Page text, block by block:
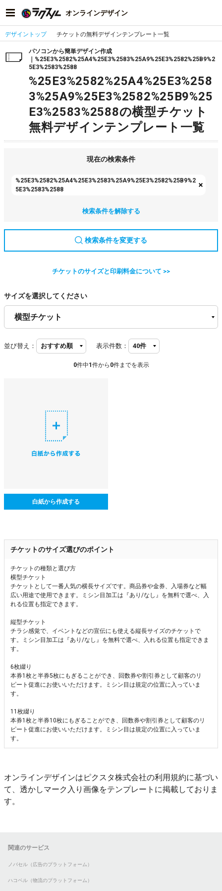
オンラインデザイン
デザイントップ チケットの無料デザインテンプレート一覧
パソコンから簡単デザイン作成
｜%25E3%2582%25A4%25E3%2583%25A9%25E3%2582%25B9%2
5E3%2583%2588
%25E3%2582%25A4%25E3%258
3%25A9%25E3%2582%25B9%25
E3%2583%2588の横型チケット
無料デザインテンプレート一覧
現在の検索条件
%25E3%2582%25A4%25E3%2583%25A9%25E3%2582%25B9%2
5E3%2583%2588
検索条件を解除する
検索条件を変更する
チケットのサイズと印刷料金について >>
サイズを選択してください
並び替え： 表示件数：
0件中1 件から 0件までを表示
白紙から作成する
チケットのサイズ選びのポイント
チケットの種類と選び方
横型チケット
チケットとして一番人気の横長サイズです。商品券や金券、入場券など幅
広い用途で使用できます。ミシン目加工は『あり/なし』を無料で選べ、入
れる位置も指定できます。
縦型チケット
チラシ感覚で、イベントなどの宣伝にも使える縦長サイズのチケットで
す。ミシン目加工は『あり/なし』を無料で選べ、入れる位置も指定できま
す。
6枚綴り
本券1枚と半券5枚にもぎることができ、回数券や割引券として顧客のリ
ピート促進にお使いいただけます。ミシン目は規定の位置に入っていま
す。
11枚綴り
本券1枚と半券10枚にもぎることができ、回数券や割引券として顧客のリ
ピート促進にお使いいただけます。ミシン目は規定の位置に入っていま
す。
オンラインデザインはピクスタ株式会社の利用規約に基づい
て、透かしマーク入り画像をテンプレートに掲載しておりま
す。
関連のサービス
ノバセル（広告のプラットフォーム）
ハコベル（物流のプラットフォーム）